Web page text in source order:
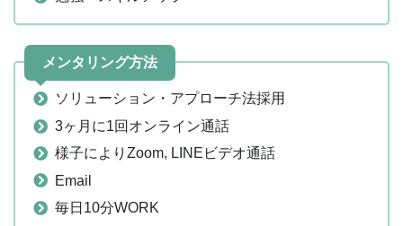
メンタリング方法
ソリューション・アプローチ法採用
3ヶ月に1回オンライン通話
様子によりZoom, LINEビデオ通話
Email
毎日10分WORK